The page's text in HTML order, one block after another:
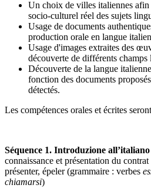
Un choix de villes italiennes afin
socio-culturel réel des sujets
Usage de documents
production orale en langue
Usage d'images extraites des
découverte de différents champs
Découverte de la langue
fonction des documents
détectés.
Les compétences orales et écrites
Séquence 1. Introduzione
connaissance et présentation du
présenter, épeler (grammaire : verbes
chiamarsi)